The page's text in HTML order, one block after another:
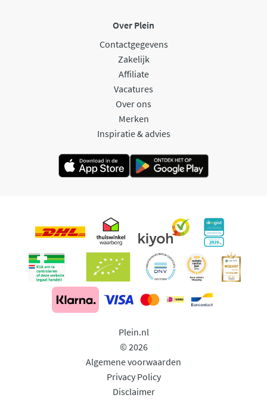
Over Plein
Contactgegevens
Zakelijk
Affiliate
Vacatures
Over ons
Merken
Inspiratie & advies
Plein.nl
© 2026
Algemene voorwaarden
Privacy Policy
Disclaimer